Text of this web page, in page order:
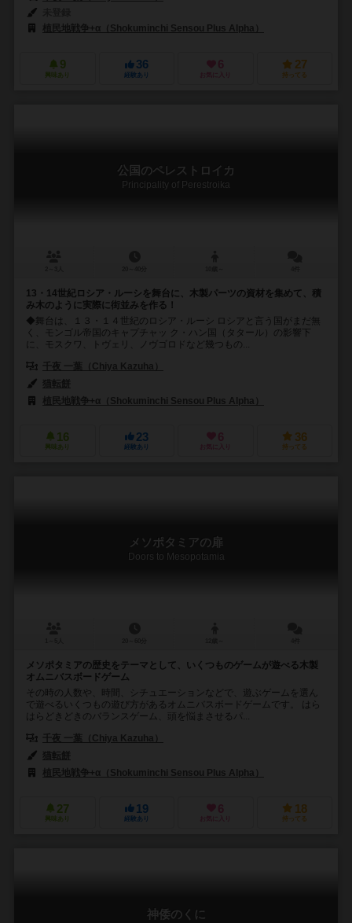
植民地戦争+α（Shokuminchi Sensou Plus Alpha）
9
興味あり
36
経験あり
6
お気に入り
27
持ってる
公国のペレストロイカ
Principality of Perestroika
13・14世紀ロシア・ルーシを舞台に、木製パーツの資材を集めて、積
み木のように実際に街並みを作る！
◆舞台は、１３・１４世紀のロシア・ルーシ ロシアと言う国がまだ無
く、モンゴル帝国のキャプチャッ ク・ハン国（タタール）の影響下
に、モスクワ、トヴェリ、ノヴゴロドなど幾つもの...
千夜 一葉（Chiya Kazuha）
猫転餅
植民地戦争+α（Shokuminchi Sensou Plus Alpha）
16
興味あり
23
経験あり
6
お気に入り
36
持ってる
メソポタミアの扉
Doors to Mesopotamia
メソポタミアの歴史をテーマとして、いくつものゲームが遊べる木製
オムニバスボードゲーム
その時の人数や、時間、シチュエーションなどで、遊ぶゲームを選ん
で遊べるいくつもの遊び方があるオムニバスボードゲームです。 はら
はらどきどきのバランスゲーム、頭を悩まさせるパ...
千夜 一葉（Chiya Kazuha）
猫転餅
植民地戦争+α（Shokuminchi Sensou Plus Alpha）
27
興味あり
19
経験あり
6
お気に入り
18
持ってる
神倭のくに